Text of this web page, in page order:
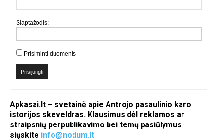
Slaptažodis:
Prisiminti duomenis
Prisijungti
Apkasai.lt – svetainė apie Antrojo pasaulinio karo
istorijos skeveldras. Klausimus dėl reklamos ar
straipsnių perpublikavimo bei temų pasiūlymus
siųskite info@nodum.lt